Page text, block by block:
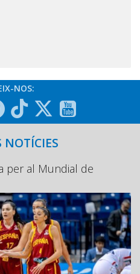
NOS:
NOTÍCIES
per al Mundial de